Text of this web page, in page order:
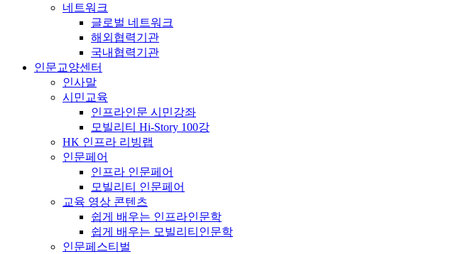
네트워크
글로벌 네트워크
해외협력기관
국내협력기관
인문교양센터
인사말
시민교육
인프라인문 시민강좌
모빌리티 Hi-Story 100강
HK 인프라 리빙랩
인문페어
인프라 인문페어
모빌리티 인문페어
교육 영상 콘텐츠
쉽게 배우는 인프라인문학
쉽게 배우는 모빌리티인문학
인문페스티벌